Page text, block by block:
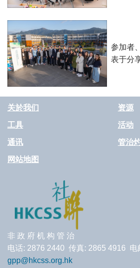
参加者
表于分
关於我们 资源
工具 活动
通讯 管治
网站地图
非 政 府 机 构 管 治
电话: 2876 2440 传真: 2865 4916 电
gpp@hkcss.org.hk